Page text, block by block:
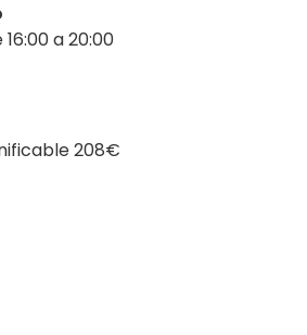
a 20:00
208€